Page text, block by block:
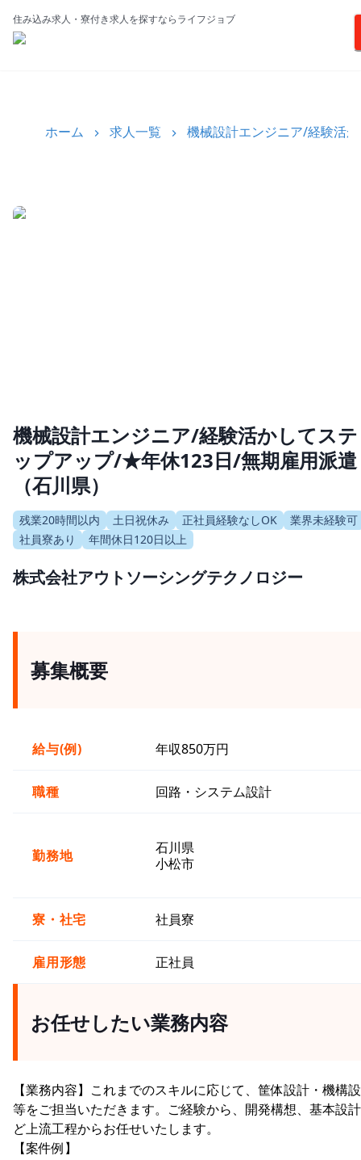
住み込み求人・寮付き求人を探すならライフジョブ
ホーム 求人一覧 機械設計エンジニア/経験活
機械設計エンジニア/経験活かしてステ
ップアップ/★年休123日/無期雇用派遣
（石川県）
残業20時間以内 土日祝休み 正社員経験なしOK
業界未経験可
社員寮あり
年間休日120日以上
株式会社アウトソーシングテクノロジー
募集概要
給与(例) 年収850万円
職種 回路・システム設計
勤務地
石川県
小松市
寮・社宅 社員寮
雇用形態 正社員
お任せしたい業務内容
【業務内容】これまでのスキルに応じて、筐体設計・機構
等をご担当いただきます。ご経験から、開発構想、基本設
ど上流工程からお任せいたします。
【案件例】